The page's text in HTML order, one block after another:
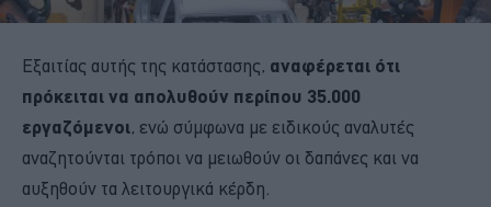
Εξαιτίας αυτής της κατάστασης, αναφέρεται ότι
πρόκειται να απολυθούν περίπου 35.000
εργαζόμενοι, ενώ σύμφωνα με ειδικούς αναλυτές
αναζητούνται τρόποι να μειωθούν οι δαπάνες και να
αυξηθούν τα λειτουργικά κέρδη.